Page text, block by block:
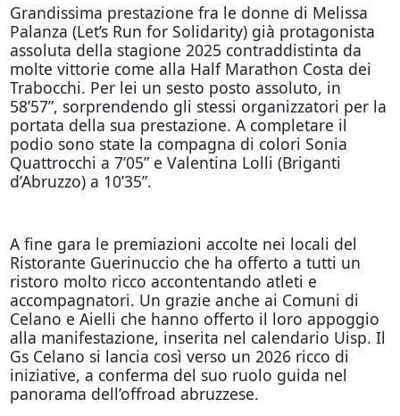
Grandissima prestazione fra le donne di Melissa
Palanza (Let’s Run for Solidarity) già protagonista
assoluta della stagione 2025 contraddistinta da
molte vittorie come alla Half Marathon Costa dei
Trabocchi. Per lei un sesto posto assoluto, in
58’57”, sorprendendo gli stessi organizzatori per la
portata della sua prestazione. A completare il
podio sono state la compagna di colori Sonia
Quattrocchi a 7’05” e Valentina Lolli (Briganti
d’Abruzzo) a 10’35”.
A fine gara le premiazioni accolte nei locali del
Ristorante Guerinuccio che ha offerto a tutti un
ristoro molto ricco accontentando atleti e
accompagnatori. Un grazie anche ai Comuni di
Celano e Aielli che hanno offerto il loro appoggio
alla manifestazione, inserita nel calendario Uisp. Il
Gs Celano si lancia così verso un 2026 ricco di
iniziative, a conferma del suo ruolo guida nel
panorama dell’offroad abruzzese.